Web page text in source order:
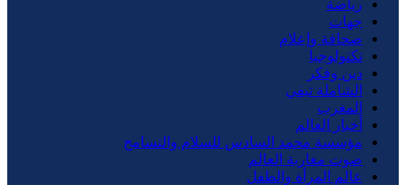
رياضة
جهات
صحافة وإعلام
تكنولوجيا
دين وفكر
الشاملة تيفي
المغرب
أخبار العالم
مؤسسة محمد السادس للسلام والتسامح
صوت مغاربة العالم
عالم المرأة والطفل